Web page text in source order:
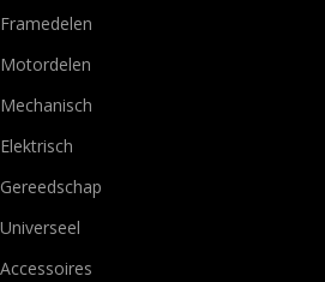
Framedelen
Motordelen
Mechanisch
Elektrisch
Gereedschap
Universeel
Accessoires